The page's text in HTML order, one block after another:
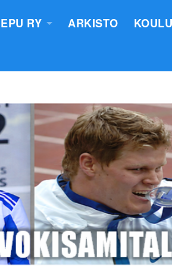
EPU RY
VALIOKUNNAT JA TIIMIT
TOIMINTASUUNNITELMA
ARVOMERKKIEN ANOMINEN
EPU:N SÄÄNNÖT
SUOMI100V - EPN YU
TOIMINTAKERTOMUKSET
EPU:N PÖYTÄSTANDAARIN
KIRJAUTUMINEN
ARKISTO